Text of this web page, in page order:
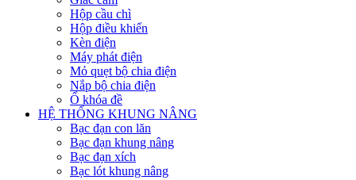
Hộp cầu chì
Hộp điều khiển
Kèn điện
Máy phát điện
Mỏ quẹt bộ chia điện
Nắp bộ chia điện
Ổ khóa đề
HỆ THỐNG KHUNG NÂNG
Bạc đạn con lăn
Bạc đạn khung nâng
Bạc đạn xích
Bạc lót khung nâng